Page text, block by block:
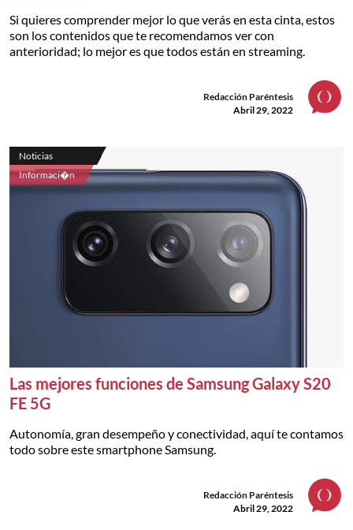
Si quieres comprender mejor lo que verás en esta cinta, estos
son los contenidos que te recomendamos ver con
anterioridad; lo mejor es que todos están en streaming.
Redacción Paréntesis
Abril 29, 2022
Noticias
Informaci�n
Las mejores funciones de Samsung Galaxy S20
FE 5G
Autonomía, gran desempeño y conectividad, aquí te contamos
todo sobre este smartphone Samsung.
Redacción Paréntesis
Abril 29, 2022